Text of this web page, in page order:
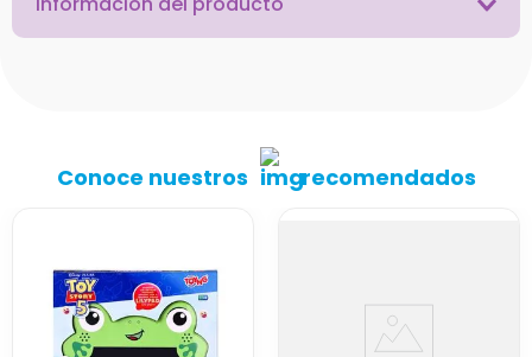
Conoce nuestros recomendados